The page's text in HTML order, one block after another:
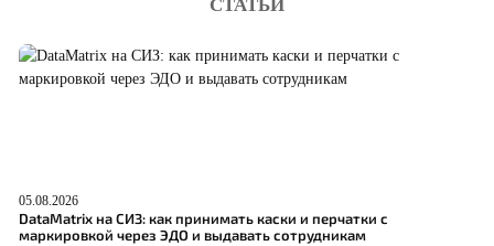
СТАТЬИ
05.08.2026
DataMatrix на СИЗ: как принимать каски и перчатки с
маркировкой через ЭДО и выдавать сотрудникам